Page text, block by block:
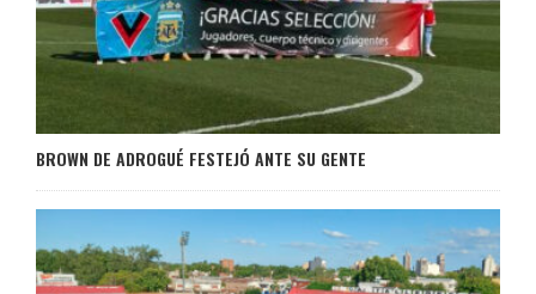
BROWN DE ADROGUÉ FESTEJÓ ANTE SU GENTE